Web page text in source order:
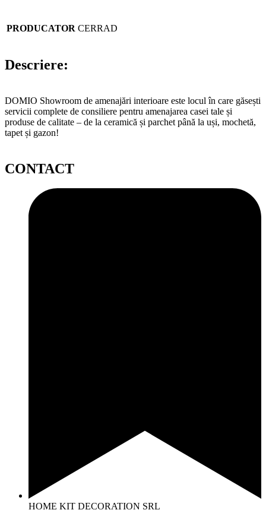
PRODUCATOR CERRAD
Descriere:
DOMIO Showroom de amenajări interioare este locul în care găsești
servicii complete de consiliere pentru amenajarea casei tale și
produse de calitate – de la ceramică și parchet până la uși, mochetă,
tapet și gazon!
CONTACT
HOME KIT DECORATION SRL